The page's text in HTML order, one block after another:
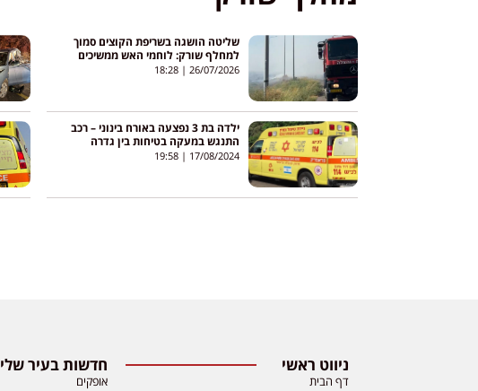
שליטה הושגה בשריפת הקוצים סמוך
למחלף שורק: לוחמי האש ממשיכים
בכיבוי הסופי
26/07/2026
18:28
ילדה בת 3 נפצעה באורח בינוני – רכב
התנגש במעקה בטיחות בין גדרה
למחלף שורק
17/08/2024
19:58
ניווט ראשי
דף הבית
חדשות בעיר שלי
אופקים